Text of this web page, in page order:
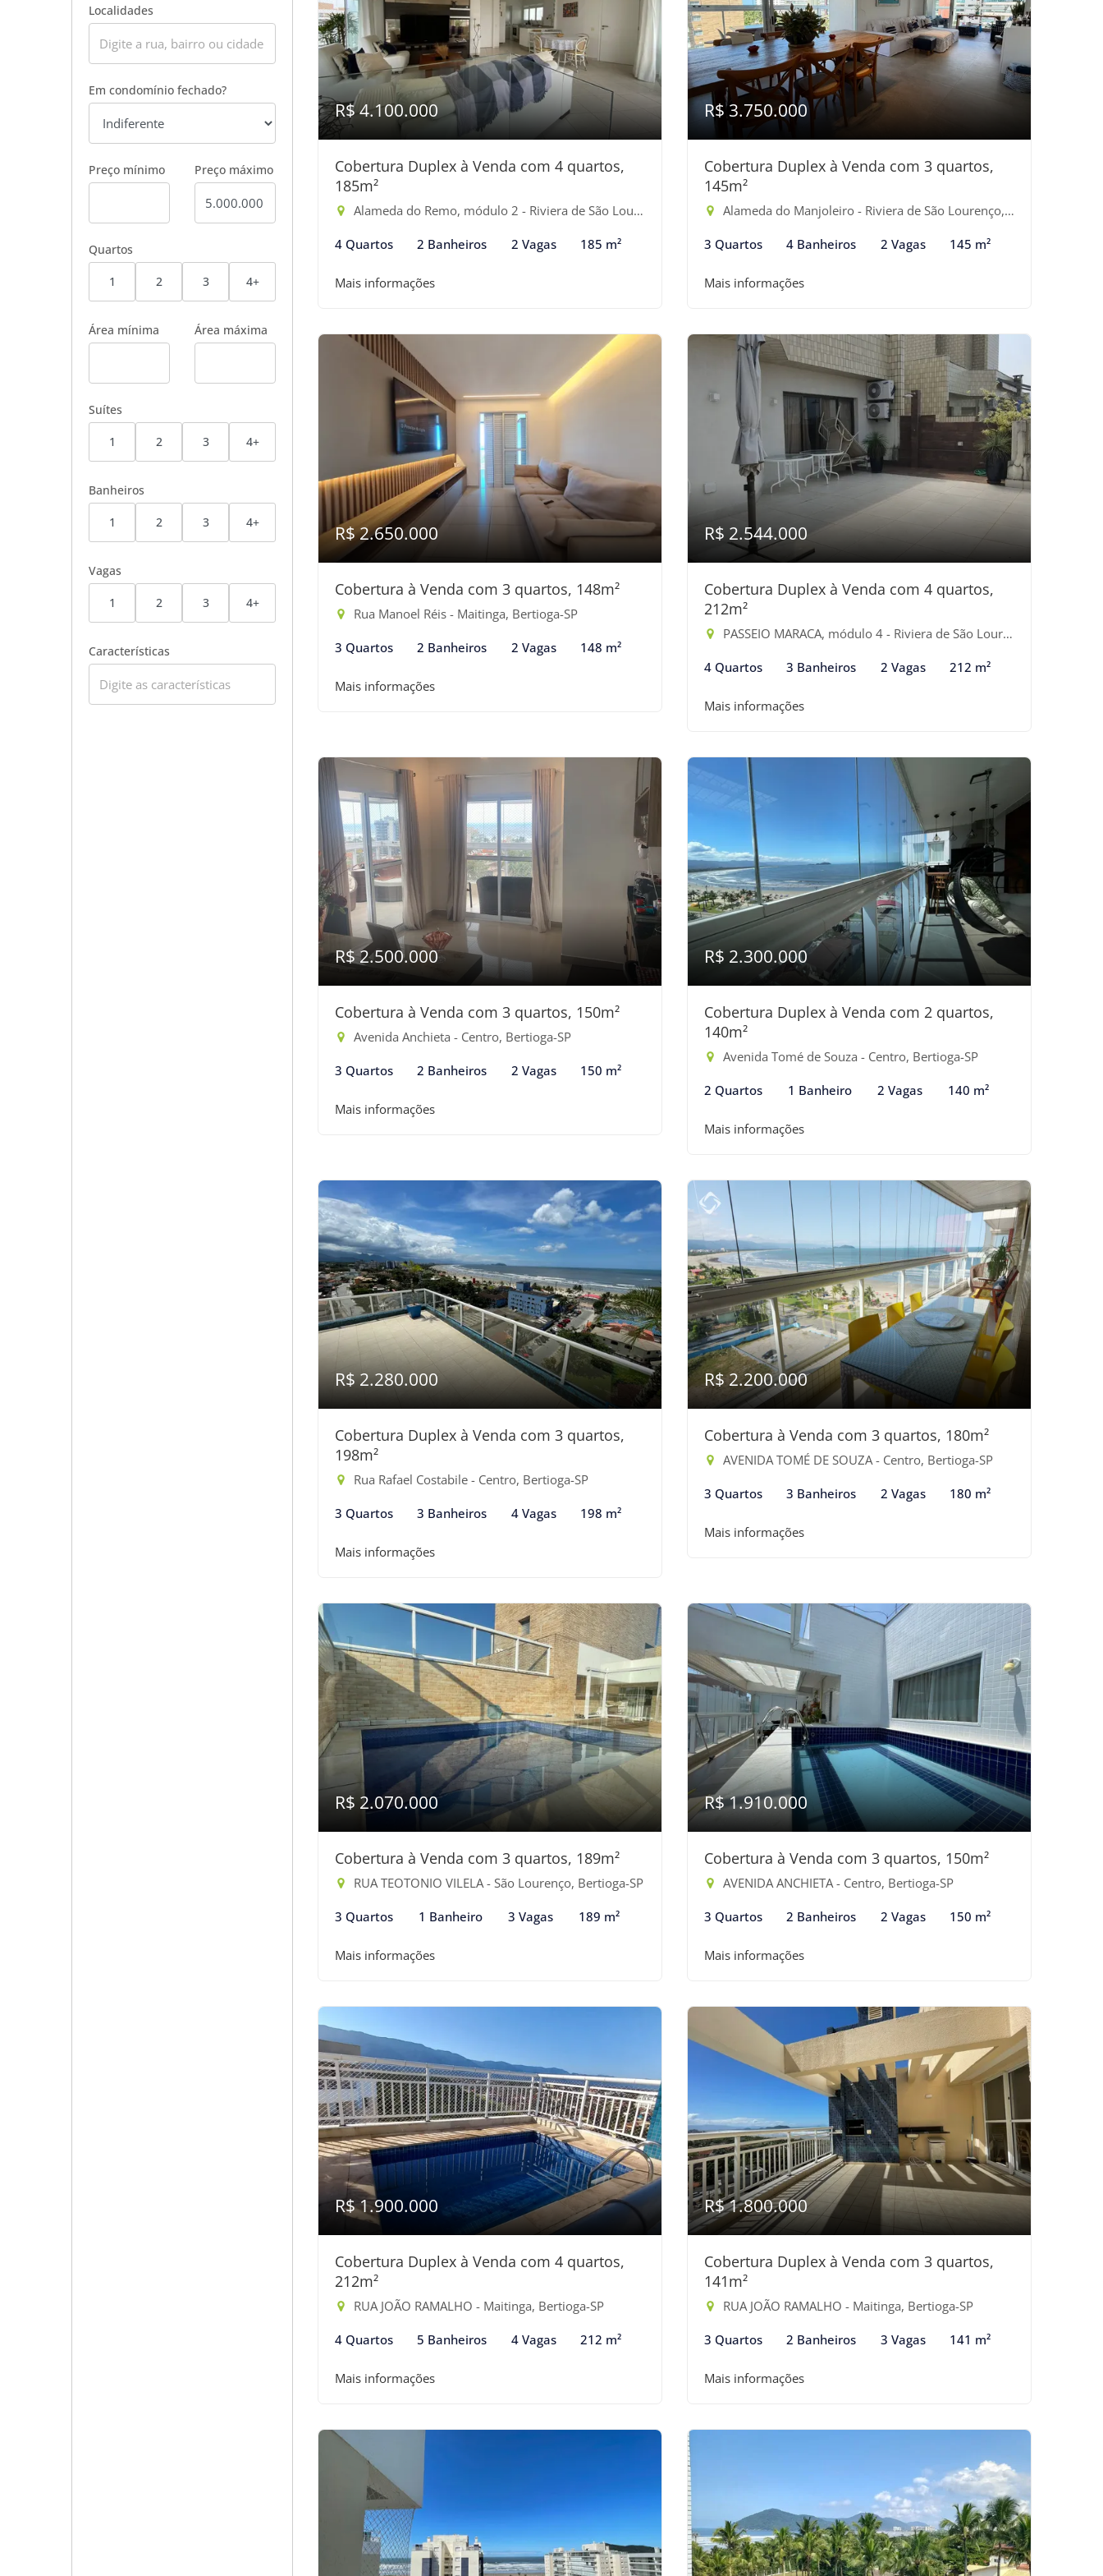
Localidades
Em condomínio fechado?
Preço mínimo Preço máximo
Quartos
1 2 3 4+
Área mínima Área máxima
Suítes
1 2 3 4+
Banheiros
1 2 3 4+
Vagas
1 2 3 4+
Características
R$ 4.100.000
Cobertura Duplex à Venda com 4 quartos,
185m²
Alameda do Remo, módulo 2 - Riviera de São Lourenço, Bertioga-SP
4 Quartos 2 Banheiros 2 Vagas 185 m²
Mais informações
R$ 3.750.000
Cobertura Duplex à Venda com 3 quartos,
145m²
Alameda do Manjoleiro - Riviera de São Lourenço, Bertioga-SP
3 Quartos 4 Banheiros 2 Vagas 145 m²
Mais informações
R$ 2.650.000
Cobertura à Venda com 3 quartos, 148m²
Rua Manoel Réis - Maitinga, Bertioga-SP
3 Quartos 2 Banheiros 2 Vagas 148 m²
Mais informações
R$ 2.544.000
Cobertura Duplex à Venda com 4 quartos,
212m²
PASSEIO MARACA, módulo 4 - Riviera de São Lourenço, Bertioga-SP
4 Quartos 3 Banheiros 2 Vagas 212 m²
Mais informações
R$ 2.500.000
Cobertura à Venda com 3 quartos, 150m²
Avenida Anchieta - Centro, Bertioga-SP
3 Quartos 2 Banheiros 2 Vagas 150 m²
Mais informações
R$ 2.300.000
Cobertura Duplex à Venda com 2 quartos,
140m²
Avenida Tomé de Souza - Centro, Bertioga-SP
2 Quartos 1 Banheiro 2 Vagas 140 m²
Mais informações
R$ 2.280.000
Cobertura Duplex à Venda com 3 quartos,
198m²
Rua Rafael Costabile - Centro, Bertioga-SP
3 Quartos 3 Banheiros 4 Vagas 198 m²
Mais informações
R$ 2.200.000
Cobertura à Venda com 3 quartos, 180m²
AVENIDA TOMÉ DE SOUZA - Centro, Bertioga-SP
3 Quartos 3 Banheiros 2 Vagas 180 m²
Mais informações
R$ 2.070.000
Cobertura à Venda com 3 quartos, 189m²
RUA TEOTONIO VILELA - São Lourenço, Bertioga-SP
3 Quartos 1 Banheiro 3 Vagas 189 m²
Mais informações
R$ 1.910.000
Cobertura à Venda com 3 quartos, 150m²
AVENIDA ANCHIETA - Centro, Bertioga-SP
3 Quartos 2 Banheiros 2 Vagas 150 m²
Mais informações
R$ 1.900.000
Cobertura Duplex à Venda com 4 quartos,
212m²
RUA JOÃO RAMALHO - Maitinga, Bertioga-SP
4 Quartos 5 Banheiros 4 Vagas 212 m²
Mais informações
R$ 1.800.000
Cobertura Duplex à Venda com 3 quartos,
141m²
RUA JOÃO RAMALHO - Maitinga, Bertioga-SP
3 Quartos 2 Banheiros 3 Vagas 141 m²
Mais informações